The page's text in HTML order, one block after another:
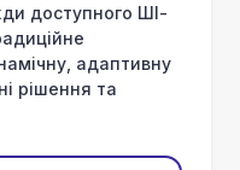
доступного ШІ-
адаптивну
рішення та